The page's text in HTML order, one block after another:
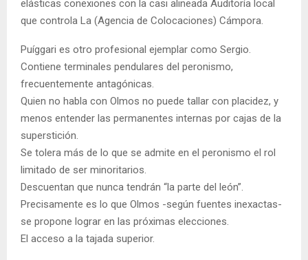
elásticas conexiones con la casi alineada Auditoría local
que controla La (Agencia de Colocaciones) Cámpora.
Puíggari es otro profesional ejemplar como Sergio.
Contiene terminales pendulares del peronismo,
frecuentemente antagónicas.
Quien no habla con Olmos no puede tallar con placidez, y
menos entender las permanentes internas por cajas de la
superstición.
Se tolera más de lo que se admite en el peronismo el rol
limitado de ser minoritarios.
Descuentan que nunca tendrán “la parte del león”.
Precisamente es lo que Olmos -según fuentes inexactas-
se propone lograr en las próximas elecciones.
El acceso a la tajada superior.